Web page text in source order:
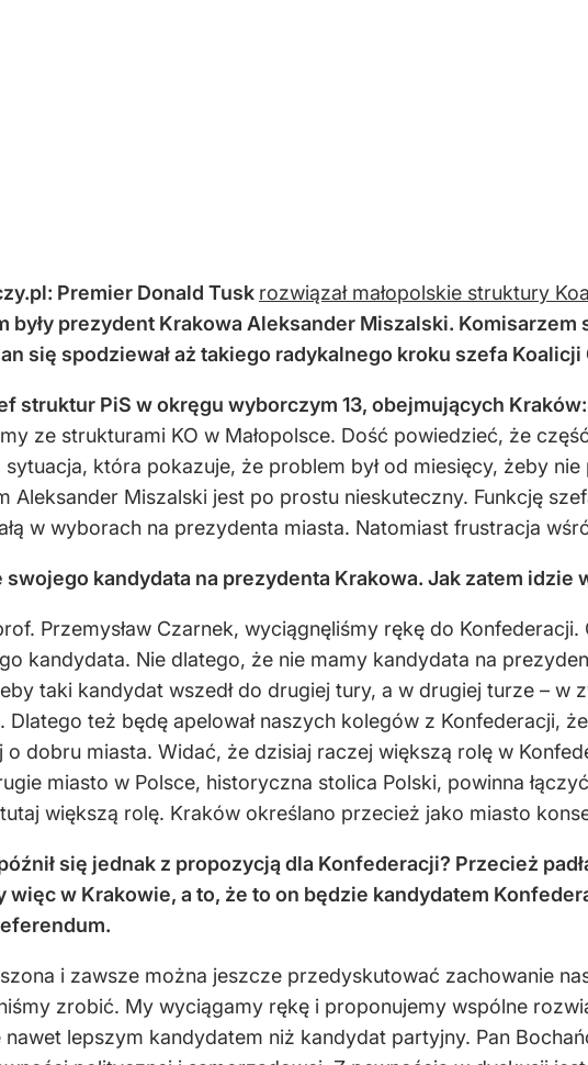
Premier Donald Tusk rozwiązał małopolskie struktury
były prezydent Krakowa Aleksander Miszalski. Komisarzem
się spodziewał aż takiego radykalnego kroku szefa
struktur PiS w okręgu wyborczym 13, obejmujących Kraków:
ze strukturami KO w Małopolsce. Dość powiedzieć, że
sytuacja, która pokazuje, że problem był od miesięcy, żeby
Aleksander Miszalski jest po prostu nieskuteczny. Funkcję
w wyborach na prezydenta miasta. Natomiast frustracja
swojego kandydata na prezydenta Krakowa. Jak zatem idzie
Przemysław Czarnek, wyciągnęliśmy rękę do
kandydata. Nie dlatego, że nie mamy kandydata na
taki kandydat wszedł do drugiej tury, a w drugiej turze –
też będę apelował naszych kolegów z Konfederacji,
dobru miasta. Widać, że dzisiaj raczej większą rolę w
miasto w Polsce, historyczna stolica Polski, powinna
większą rolę. Kraków określano przecież jako miasto
się jednak z propozycją dla Konfederacji? Przecież
więc w Krakowie, a to, że to on będzie kandydatem
i zawsze można jeszcze przedyskutować zachowanie
zrobić. My wyciągamy rękę i proponujemy wspólne
nawet lepszym kandydatem niż kandydat partyjny. Pan